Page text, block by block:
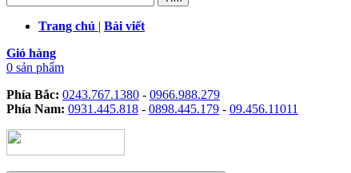
Trang chủ | Bài viết
Giỏ hàng
0 sản phẩm
Phía Bắc: 0243.767.1380 - 0966.988.279
Phía Nam: 0931.445.818 - 0898.445.179 - 09.456.11011